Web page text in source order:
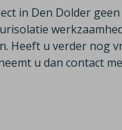
in Den Dolder
Heeft u verder nog
u dan contact